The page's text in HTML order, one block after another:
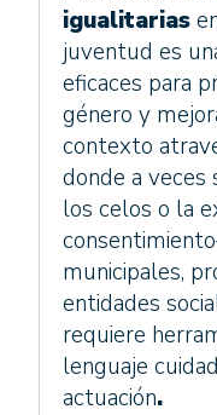
igualitarias
juventud es
eficaces para
género y
contexto
donde a veces
los celos o la
municipales,
entidades
requiere
lenguaje
actuación.